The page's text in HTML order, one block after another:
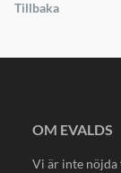
Tillbaka
OM EVALDS
Vi är inte